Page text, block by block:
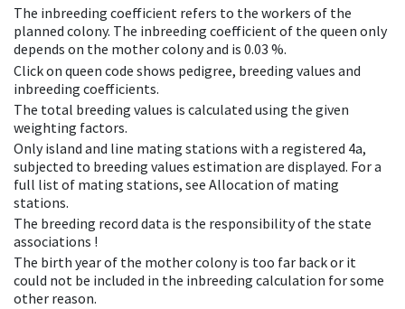
The inbreeding coefficient refers to the workers of the
planned colony. The inbreeding coefficient of the queen only
depends on the mother colony and is 0.03 %.
Click on queen code shows pedigree, breeding values and
inbreeding coefficients.
The total breeding values is calculated using the given
weighting factors.
Only island and line mating stations with a registered 4a,
subjected to breeding values estimation are displayed. For a
full list of mating stations, see Allocation of mating
stations.
The breeding record data is the responsibility of the state
associations !
The birth year of the mother colony is too far back or it
could not be included in the inbreeding calculation for some
other reason.